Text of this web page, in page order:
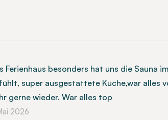
besonders hat uns die Sauna
super ausgestattete Küche,war alles
gerne wieder. War alles top
2026